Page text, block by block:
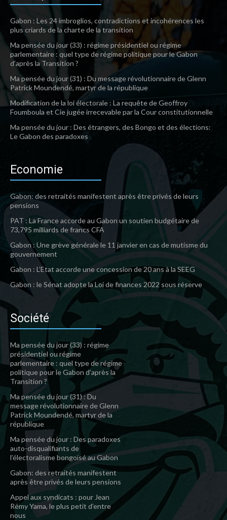
Gabon : Les 24 imbroglios, contradictions et incohérences les
plus criards de la charte de la transition
Ma pensée du jour (33) : régime présidentiel ou régime
parlementaire : quel type de régime politique pour le Gabon
d’après la Transition ?
Ma pensée du jour (31) : Du message révolutionnaire de Glenn
Patrick Moundendé, martyr de la république
Modification de la loi électorale : La requête de Geoffroy
Foumboula et Cie jugée irrecevable par la Cour constitutionnelle
Ma pensée du jour : Des étrangers, des Bongo et des élections:
Le Gabon des paradoxes
Economie
Gabon: des retraités manifestent après être privés de leurs
pensions
PAT : La France accorde au Gabon un soutien budgétaire de
73,795 milliards de francs CFA
Gabon : Une grève générale le 11 janvier en cas de mutisme du
gouvernement
Gabon : L’Etat accorde une concession de 20 ans à la SEEG
Gabon : le Sénat adopte la Loi de finances 2022 sous réserve
Société
Ma pensée du jour (33) : régime
présidentiel ou régime
parlementaire : quel type de régime
politique pour le Gabon d’après la
Transition ?
Ma pensée du jour (31) : Du
message révolutionnaire de Glenn
Patrick Moundendé, martyr de la
république
Ma pensée du jour : Des paradoxes
auto-disqualifiants de
l’électoralisme bongoïsé au Gabon
Gabon: des retraités manifestent
après être privés de leurs pensions
Appel aux syndicats : pour Jean
Rémy Yama, le plus petit d’entre
nous